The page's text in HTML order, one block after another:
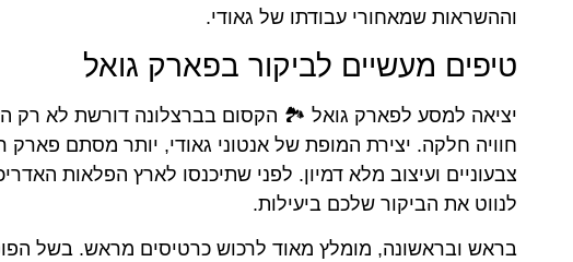
וההשראות שמאחורי עבודתו של גאודי.
טיפים מעשיים לביקור בפארק גואל
יציאה למסע לפארק גואל 🏞️ הקסום בברצלונה דורשת לא רק
חוויה חלקה. יצירת המופת של אנטוני גאודי, יותר מסתם
צבעוניים ועיצוב מלא דמיון. לפני שתיכנסו לארץ הפלאות
לנווט את הביקור שלכם ביעילות.
בראש ובראשונה, מומלץ מאוד לרכוש כרטיסים מראש. בשל